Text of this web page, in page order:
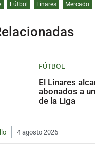
Fútbol Linares Mercado
FÚTBOL
El Linares
abonados a
de la Liga
4 agosto 2026